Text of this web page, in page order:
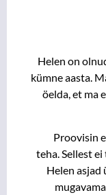
Helen on
kümne aasta.
öelda, et ma
Proovisin
teha. Sellest
Helen asjad